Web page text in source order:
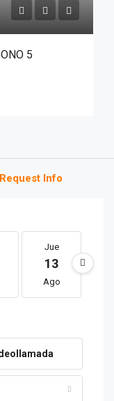
5
Request Info
Jue
13
Ago